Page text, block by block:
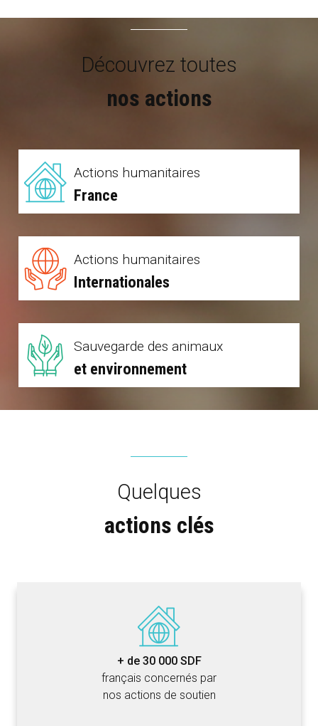
Découvrez toutes
nos actions
Actions humanitaires
France
Actions humanitaires
Internationales
Sauvegarde des animaux
et environnement
Quelques
actions clés
+ de 30 000 SDF
français concernés par
nos actions de soutien